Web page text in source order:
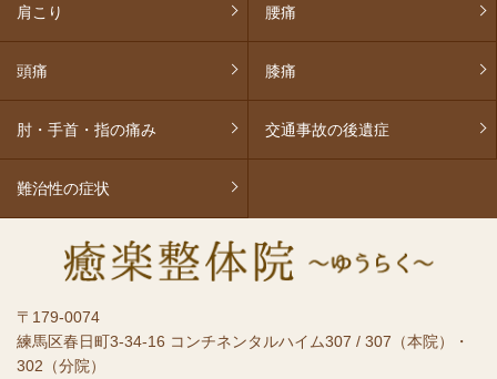
肩こり 腰痛
頭痛 膝痛
肘・手首・指の痛み 交通事故の後遺症
難治性の症状
〒179-0074
練馬区春日町3-34-16 コンチネンタルハイム307 / 307（本院）・
302（分院）